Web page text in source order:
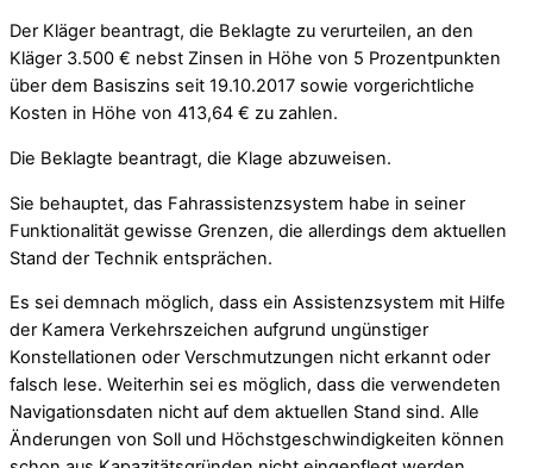
Der Kläger beantragt, die Beklagte zu verurteilen, an den
Kläger 3.500 € nebst Zinsen in Höhe von 5 Prozentpunkten
über dem Basiszins seit 19.10.2017 sowie vorgerichtliche
Kosten in Höhe von 413,64 € zu zahlen.
Die Beklagte beantragt, die Klage abzuweisen.
Sie behauptet, das Fahrassistenzsystem habe in seiner
Funktionalität gewisse Grenzen, die allerdings dem aktuellen
Stand der Technik entsprächen.
Es sei demnach möglich, dass ein Assistenzsystem mit Hilfe
der Kamera Verkehrszeichen aufgrund ungünstiger
Konstellationen oder Verschmutzungen nicht erkannt oder
falsch lese. Weiterhin sei es möglich, dass die verwendeten
Navigationsdaten nicht auf dem aktuellen Stand sind. Alle
Änderungen von Soll und Höchstgeschwindigkeiten können